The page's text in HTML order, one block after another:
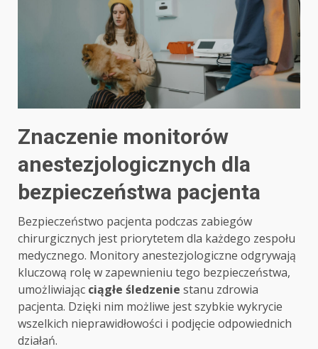
Znaczenie monitorów
anestezjologicznych dla
bezpieczeństwa pacjenta
Bezpieczeństwo pacjenta podczas zabiegów
chirurgicznych jest priorytetem dla każdego zespołu
medycznego. Monitory anestezjologiczne odgrywają
kluczową rolę w zapewnieniu tego bezpieczeństwa,
umożliwiając ciągłe śledzenie stanu zdrowia
pacjenta. Dzięki nim możliwe jest szybkie wykrycie
wszelkich nieprawidłowości i podjęcie odpowiednich
działań.